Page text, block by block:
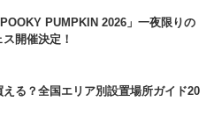
PUMPKIN 2026」一夜限りの
開催決定！
る？全国エリア別設置場所ガイド20